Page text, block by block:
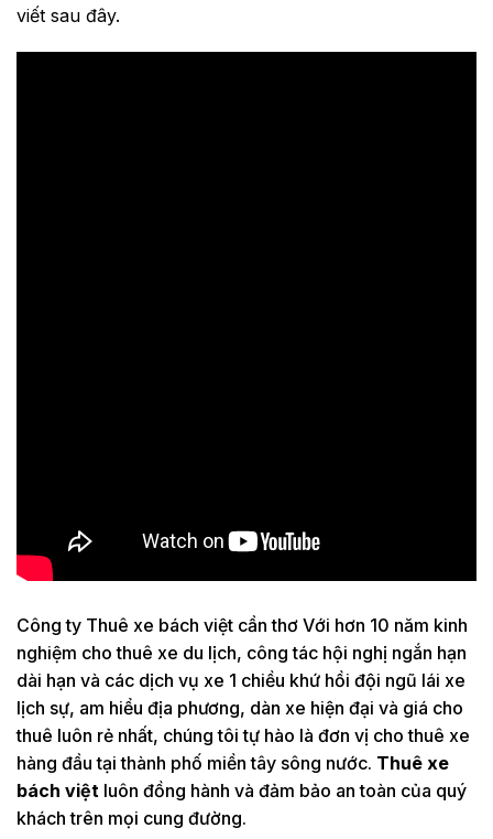
viết sau đây.
Công ty Thuê xe bách việt cần thơ Với hơn 10 năm kinh
nghiệm cho thuê xe du lịch, công tác hội nghị ngắn hạn
dài hạn và các dịch vụ xe 1 chiều khứ hồi đội ngũ lái xe
lịch sự, am hiểu địa phương, dàn xe hiện đại và giá cho
thuê luôn rẻ nhất, chúng tôi tự hào là đơn vị cho thuê xe
hàng đầu tại thành phố miền tây sông nước. Thuê xe
bách việt luôn đồng hành và đảm bảo an toàn của quý
khách trên mọi cung đường.